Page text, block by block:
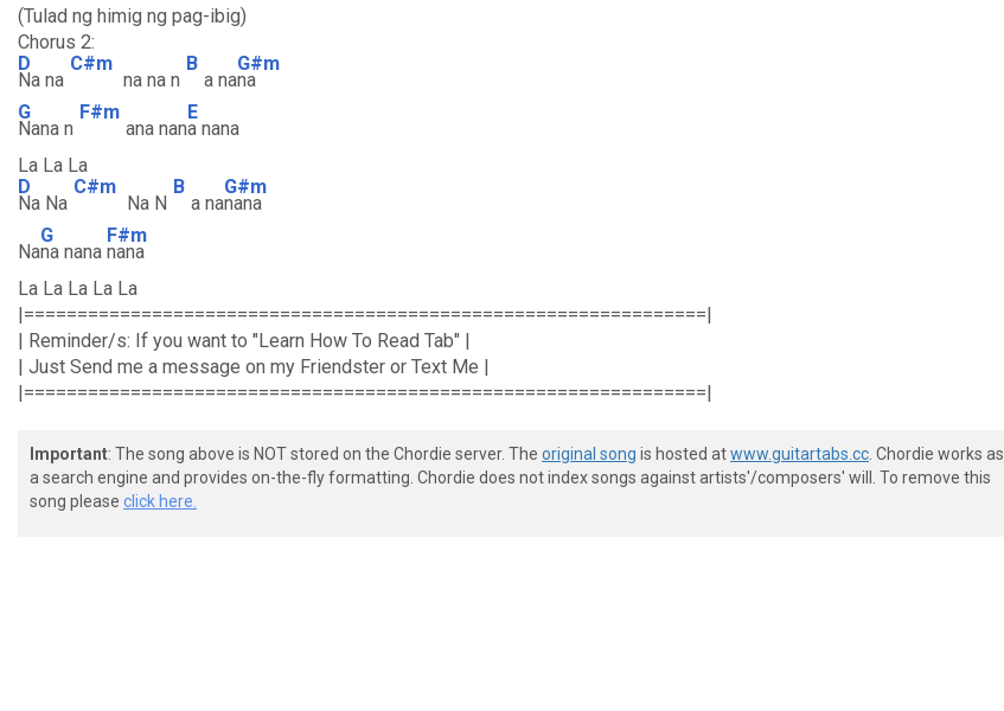
(Tulad ng himig ng pag-ibig)
Chorus 2:
D
Na na
C#m
na na n
B
a na
G#m
na
G
Nana n
F#m
ana nan
E
a nana
La La La
D
Na Na
C#m
Na N
B
a na
G#m
nana
Na
G
na nana
F#m
nana
La La La La La
|================================================================|
| Reminder/s: If you want to "Learn How To Read Tab" |
| Just Send me a message on my Friendster or Text Me |
|================================================================|
Important: The song above is NOT stored on the Chordie server. The original song is hosted atwww.guitartabs.cc . Chordie works as
a search engine and provides on-the-fly formatting. Chordie does not index songs against artists'/composers' will. To remove this
song please click here.